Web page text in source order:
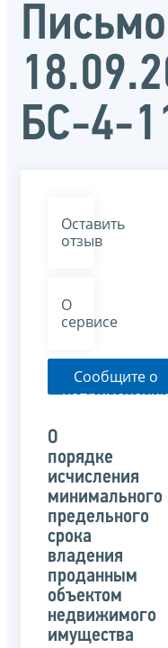
БС-4-
Оставить
отзыв
О
сервисе
Сообщите о
неприменении
указанного
письма
О
порядке
исчисления
минимального
предельного
срока
владения
проданным
объектом
недвижимого
имущества